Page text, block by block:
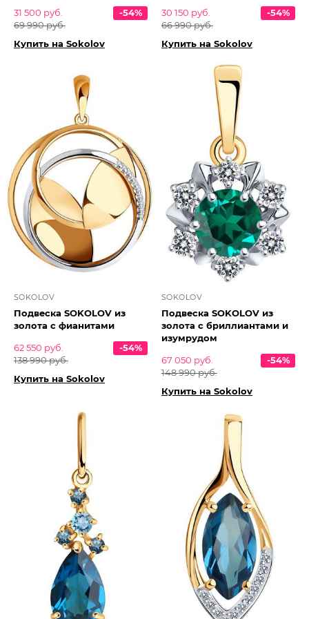
31 500 руб.
69 990 руб.
-54%
Купить на Sokolov
30 150 руб.
66 990 руб.
-54%
Купить на Sokolov
SOKOLOV
Подвеска SOKOLOV из
золота с фианитами
62 550 руб.
138 990 руб.
-54%
Купить на Sokolov
SOKOLOV
Подвеска SOKOLOV из
золота с бриллиантами и
изумрудом
67 050 руб.
148 990 руб.
-54%
Купить на Sokolov